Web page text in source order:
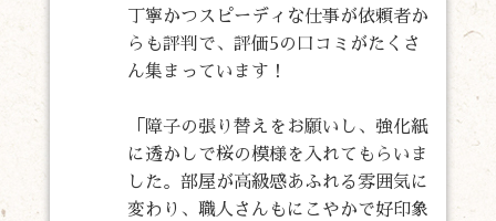
丁寧かつスピーディな仕事が依頼者か
らも評判で、評価5の口コミがたくさ
ん集まっています！
「障子の張り替えをお願いし、強化紙
に透かしで桜の模様を入れてもらいま
した。部屋が高級感あふれる雰囲気に
変わり、職人さんもにこやかで好印象